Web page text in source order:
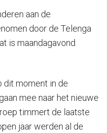
aan de
door de Telenga
is maandagavond
dit moment in de
mee naar het nieuwe
timmert de laatste
jaar werden al de